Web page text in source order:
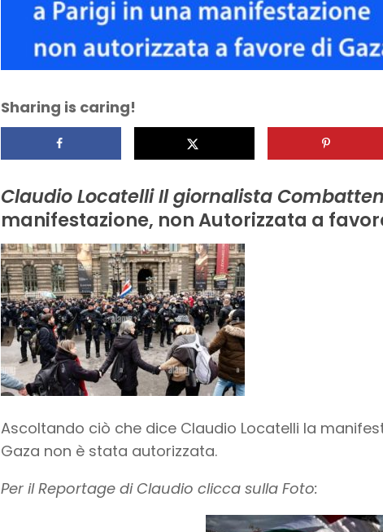
Sharing is caring!
Claudio Locatelli Il giornalista
manifestazione, non Autorizzata a
Ascoltando ciò che dice Claudio Locatelli la
Gaza non è stata autorizzata.
Per il Reportage di Claudio clicca sulla Foto: